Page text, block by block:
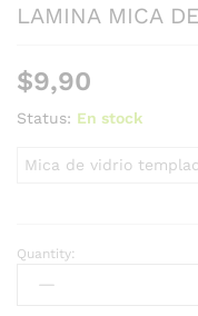
LAMINA MICA
$9,90
Status: En stock
Mica de vidrio
Quantity: